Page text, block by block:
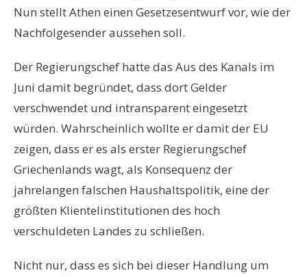
Nun stellt Athen einen Gesetzesentwurf vor, wie der
Nachfolgesender aussehen soll.
Der Regierungschef hatte das Aus des Kanals im
Juni damit begründet, dass dort Gelder
verschwendet und intransparent eingesetzt
würden. Wahrscheinlich wollte er damit der EU
zeigen, dass er es als erster Regierungschef
Griechenlands wagt, als Konsequenz der
jahrelangen falschen Haushaltspolitik, eine der
größten Klientelinstitutionen des hoch
verschuldeten Landes zu schließen.
Nicht nur, dass es sich bei dieser Handlung um